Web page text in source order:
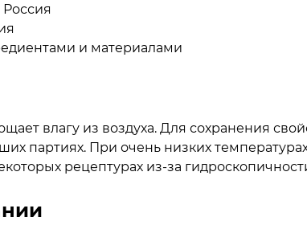
и материалами
влагу из воздуха. Для сохранения
партиях. При очень низких
рецептурах из-за